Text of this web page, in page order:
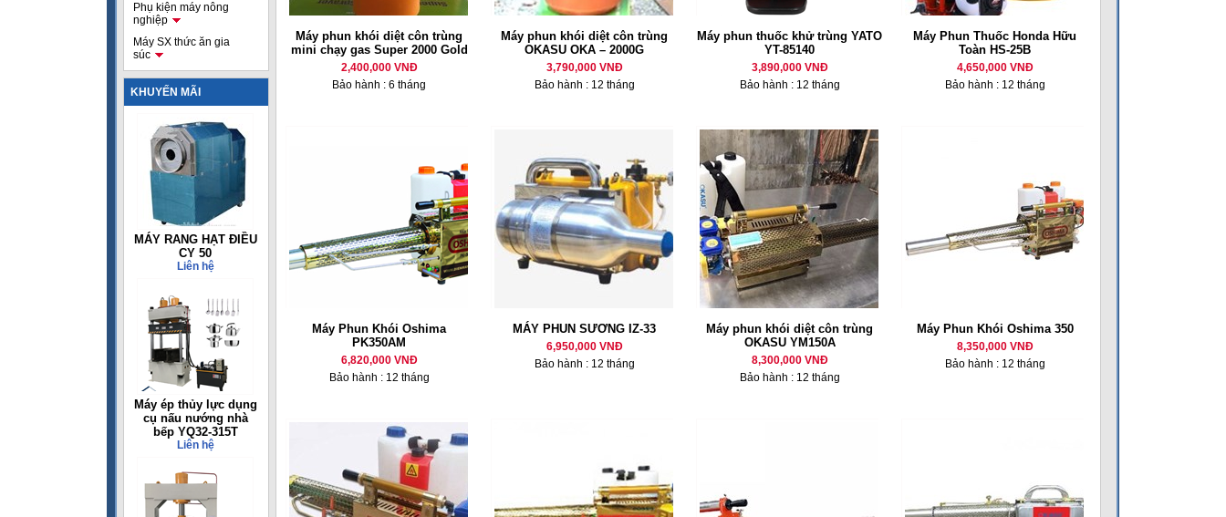
Phụ kiện máy nông
nghiệp
Máy SX thức ăn gia
súc
KHUYẾN MÃI
MÁY RANG HẠT ĐIỀU
CY 50
Liên hệ
Máy ép thủy lực dụng
cụ nấu nướng nhà
bếp YQ32-315T
Liên hệ
Máy phun khói diệt côn trùng
mini chạy gas Super 2000 Gold
2,400,000 VNĐ
Bảo hành : 6 tháng
Máy phun khói diệt côn trùng
OKASU OKA – 2000G
3,790,000 VNĐ
Bảo hành : 12 tháng
Máy phun thuốc khử trùng YATO
YT-85140
3,890,000 VNĐ
Bảo hành : 12 tháng
Máy Phun Thuốc Honda Hữu
Toàn HS-25B
4,650,000 VNĐ
Bảo hành : 12 tháng
Máy Phun Khói Oshima
PK350AM
6,820,000 VNĐ
Bảo hành : 12 tháng
MÁY PHUN SƯƠNG IZ-33
6,950,000 VNĐ
Bảo hành : 12 tháng
Máy phun khói diệt côn trùng
OKASU YM150A
8,300,000 VNĐ
Bảo hành : 12 tháng
Máy Phun Khói Oshima 350
8,350,000 VNĐ
Bảo hành : 12 tháng